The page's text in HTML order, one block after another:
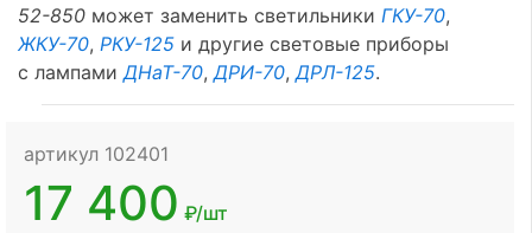
52-850 может заменить светильники ГКУ-70,
ЖКУ-70, РКУ-125 и другие световые приборы
с лампамиДНаТ-70,ДРИ-70,ДРЛ-125.
артикул 102401
17 400 ₽/шт